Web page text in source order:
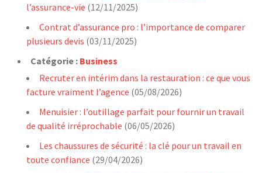
l’assurance-vie (12/11/2025)
Contrat d’assurance pro : l’importance de comparer
plusieurs devis (03/11/2025)
Catégorie : Business
Recruter en intérim dans la restauration : ce que vous
facture vraiment l’agence (05/08/2026)
Menuisier : l’outillage parfait pour fournir un travail
de qualité irréprochable (06/05/2026)
Les chaussures de sécurité : la clé pour un travail en
toute confiance (29/04/2026)